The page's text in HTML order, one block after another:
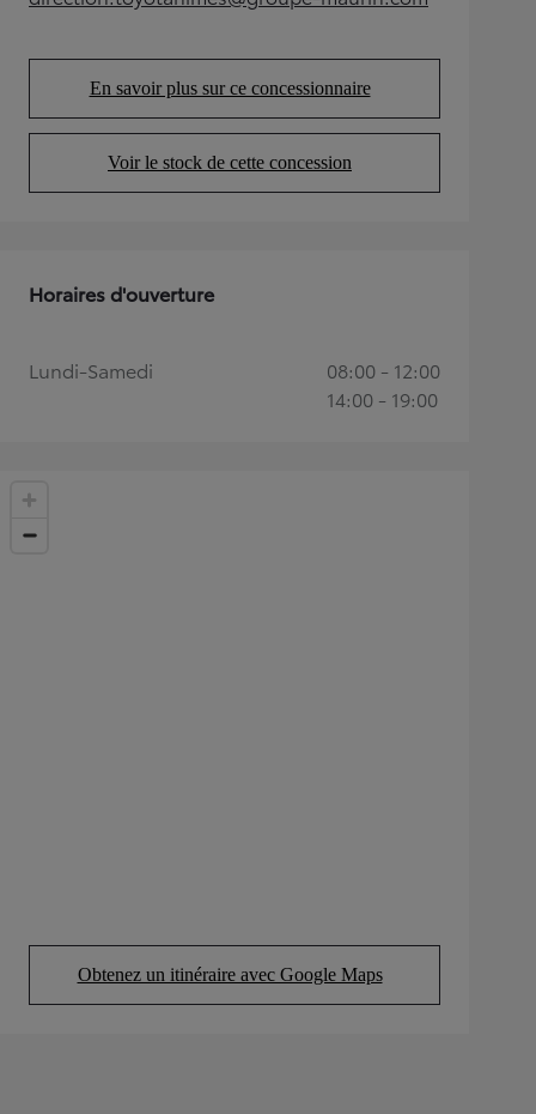
(Opens in new tab)
En savoir plus sur ce concessionnaire
(Opens in new tab)
Voir le stock de cette concession
(Opens in new tab)
Obtenez un itinéraire avec Google Maps
(Opens in new tab)
Horaires d'ouverture
Lundi-Samedi
08:00 - 12:00
14:00 - 19:00